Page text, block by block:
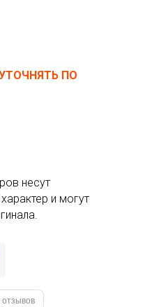
ПО
несут
и могут
отзывов